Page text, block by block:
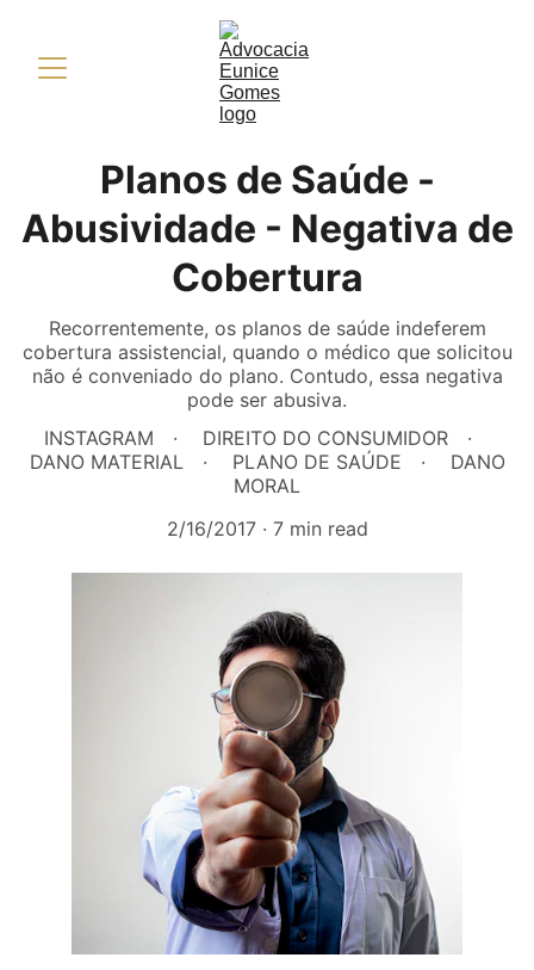
Planos de Saúde -
Abusividade - Negativa de
Cobertura
Recorrentemente, os planos de saúde indeferem
cobertura assistencial, quando o médico que solicitou
não é conveniado do plano. Contudo, essa negativa
pode ser abusiva.
INSTAGRAM
DIREITO DO CONSUMIDOR
DANO MATERIAL
PLANO DE SAÚDE
DANO
MORAL
2/16/2017
7 min read